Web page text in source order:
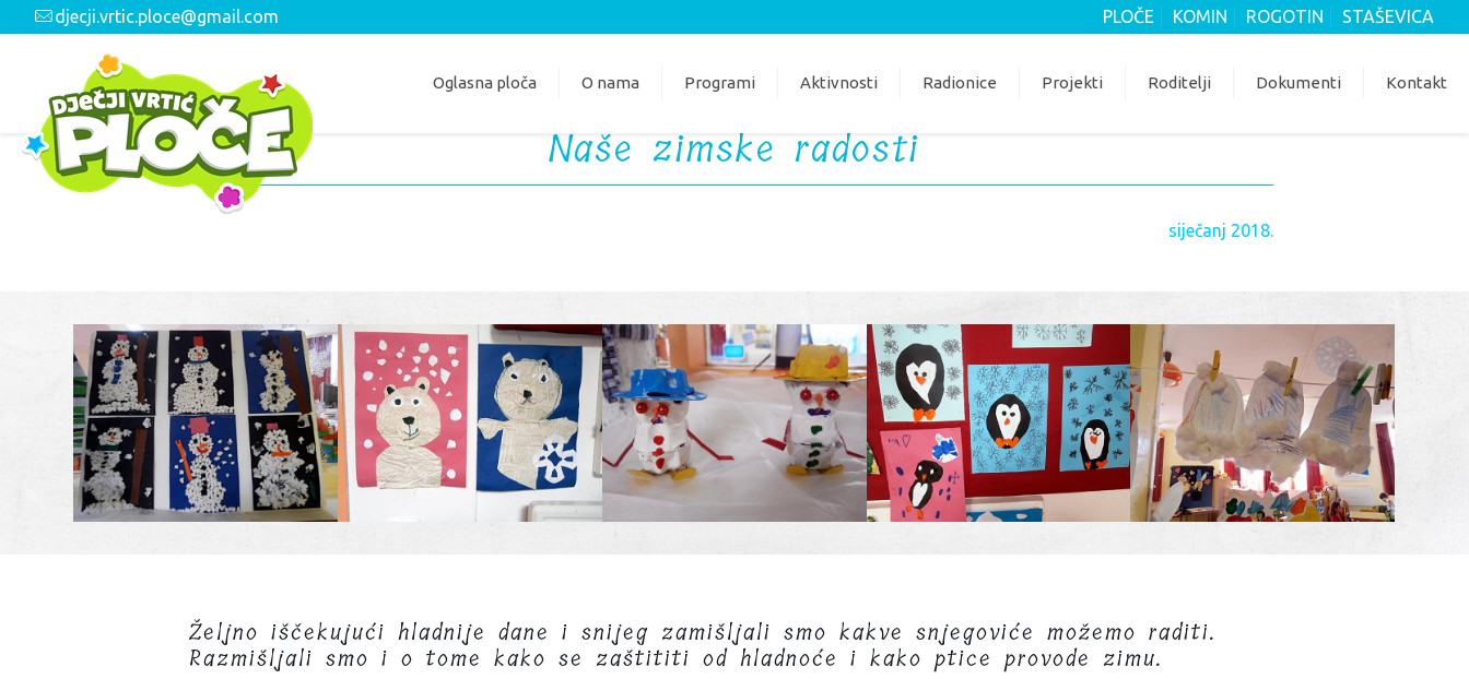
djecji.vrtic.ploce@gmail.com PLOČE KOMIN ROGOTIN STAŠEVICA
Oglasna ploča O nama Programi Aktivnosti Radionice Projekti Roditelji Dokumenti Kontakt
Naše zimske radosti
siječanj 2018.
Željno iščekujući hladnije dane i snijeg zamišljali smo kakve snjegoviće možemo raditi.
Razmišljali smo i o tome kako se zaštititi od hladnoće i kako ptice provode zimu.